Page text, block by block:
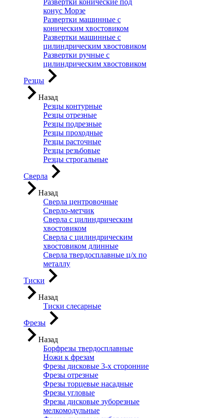
Развертки конические под
конус Морзе
Развертки машинные с
коническим хвостовиком
Развертки машинные с
цилиндрическим хвостовиком
Развертки ручные с
цилиндрическим хвостовиком
Резцы
Назад
Резцы контурные
Резцы отрезные
Резцы подрезные
Резцы проходные
Резцы расточные
Резцы резьбовые
Резцы строгальные
Сверла
Назад
Сверла центровочные
Сверло-метчик
Сверла с цилиндрическим
хвостовиком
Сверла с цилиндрическим
хвостовиком длинные
Сверла твердосплавные ц/х по
металлу
Тиски
Назад
Тиски слесарные
Фрезы
Назад
Борфрезы твердосплавные
Ножи к фрезам
Фрезы дисковые 3-х сторонние
Фрезы отрезные
Фрезы торцевые насадные
Фрезы угловые
Фрезы дисковые зуборезные
мелкомодульные